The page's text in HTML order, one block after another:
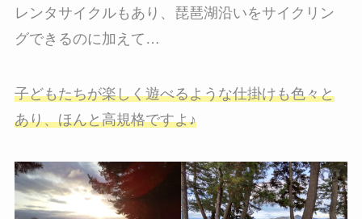
レンタサイクルもあり、琵琶湖沿いをサイクリン
グできるのに加えて…
子どもたちが楽しく遊べるような仕掛けも色々と
あり、ほんと高規格ですよ♪